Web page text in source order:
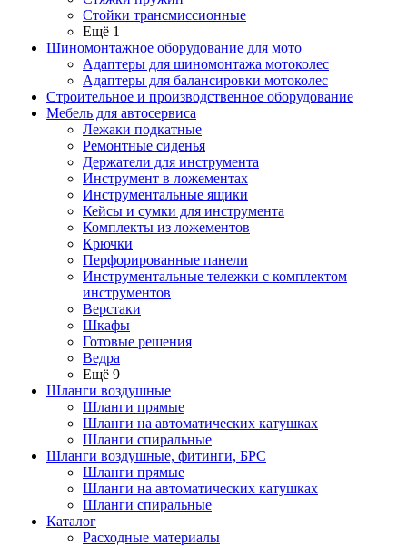
Стойки трансмиссионные
Ещё 1
Шиномонтажное оборудование для мото
Адаптеры для шиномонтажа мотоколес
Адаптеры для балансировки мотоколес
Строительное и производственное оборудование
Мебель для автосервиса
Лежаки подкатные
Ремонтные сиденья
Держатели для инструмента
Инструмент в ложементах
Инструментальные ящики
Кейсы и сумки для инструмента
Комплекты из ложементов
Крючки
Перфорированные панели
Инструментальные тележки с комплектом
инструментов
Верстаки
Шкафы
Готовые решения
Ведра
Ещё 9
Шланги воздушные
Шланги прямые
Шланги на автоматических катушках
Шланги спиральные
Шланги воздушные, фитинги, БРС
Шланги прямые
Шланги на автоматических катушках
Шланги спиральные
Каталог
Расходные материалы